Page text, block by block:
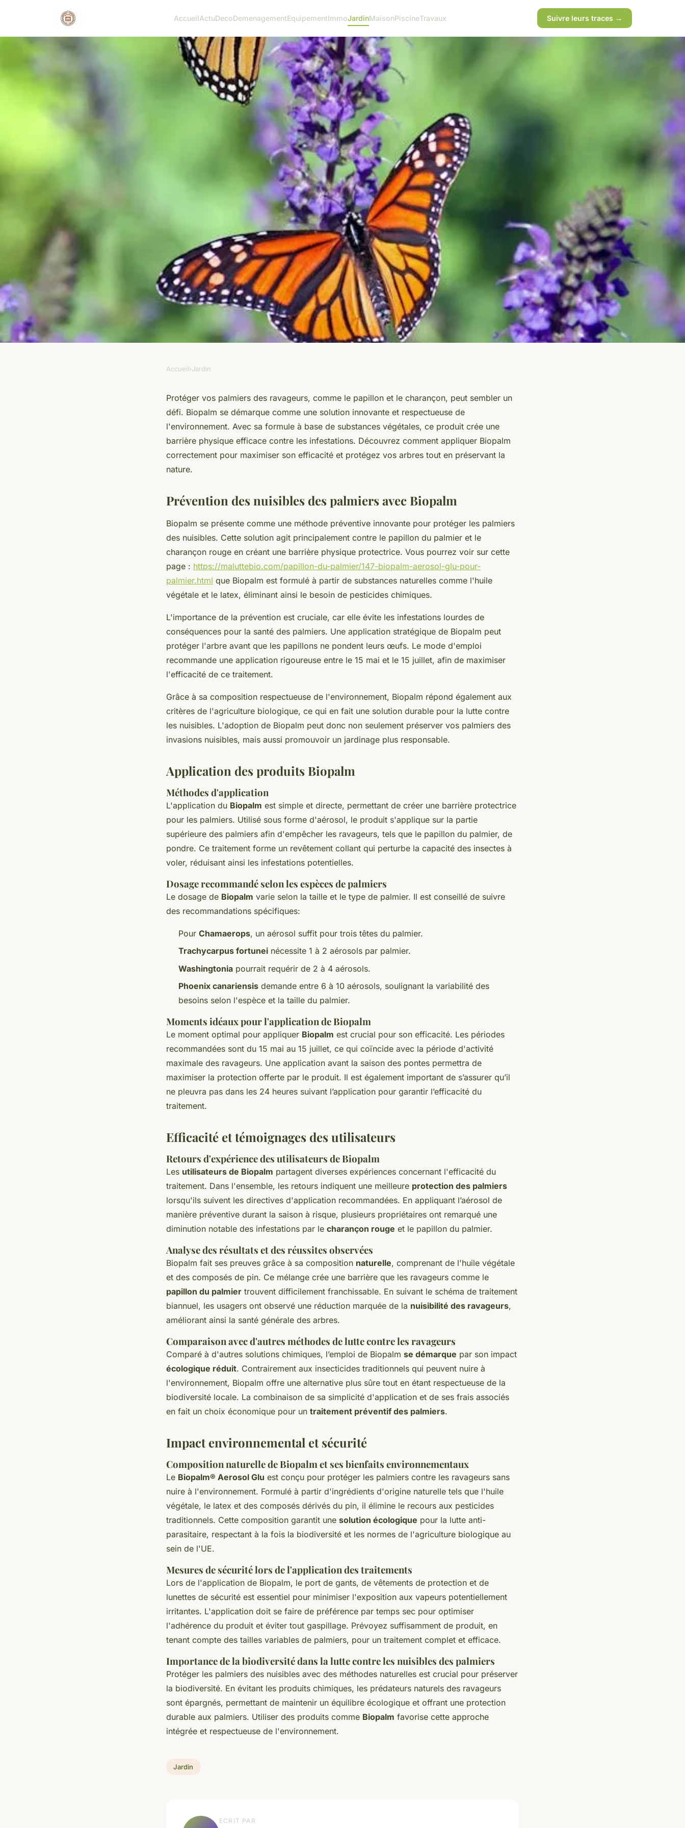
AccueilActuDecoDemenagementEquipementImmoJardinMaisonPiscineTravaux Suivre leurs traces →
Prévenez le papillon et le charançon
avec Biopalm !
Accueil›Jardin
Protéger vos palmiers des ravageurs, comme le papillon et le charançon, peut sembler un
défi. Biopalm se démarque comme une solution innovante et respectueuse de
l'environnement. Avec sa formule à base de substances végétales, ce produit crée une
barrière physique efficace contre les infestations. Découvrez comment appliquer Biopalm
correctement pour maximiser son efficacité et protégez vos arbres tout en préservant la
nature.
Prévention des nuisibles des palmiers avec Biopalm
Biopalm se présente comme une méthode préventive innovante pour protéger les palmiers
des nuisibles. Cette solution agit principalement contre le papillon du palmier et le
charançon rouge en créant une barrière physique protectrice. Vous pourrez voir sur cette
page : https://maluttebio.com/papillon-du-palmier/147-biopalm-aerosol-glu-pour-
palmier.html que Biopalm est formulé à partir de substances naturelles comme l'huile
végétale et le latex, éliminant ainsi le besoin de pesticides chimiques.
L'importance de la prévention est cruciale, car elle évite les infestations lourdes de
conséquences pour la santé des palmiers. Une application stratégique de Biopalm peut
protéger l'arbre avant que les papillons ne pondent leurs œufs. Le mode d'emploi
recommande une application rigoureuse entre le 15 mai et le 15 juillet, afin de maximiser
l'efficacité de ce traitement.
Grâce à sa composition respectueuse de l'environnement, Biopalm répond également aux
critères de l'agriculture biologique, ce qui en fait une solution durable pour la lutte contre
les nuisibles. L'adoption de Biopalm peut donc non seulement préserver vos palmiers des
invasions nuisibles, mais aussi promouvoir un jardinage plus responsable.
Application des produits Biopalm
Méthodes d'application
L'application du Biopalm est simple et directe, permettant de créer une barrière protectrice
pour les palmiers. Utilisé sous forme d'aérosol, le produit s'applique sur la partie
supérieure des palmiers afin d'empêcher les ravageurs, tels que le papillon du palmier, de
pondre. Ce traitement forme un revêtement collant qui perturbe la capacité des insectes à
voler, réduisant ainsi les infestations potentielles.
Dosage recommandé selon les espèces de palmiers
Le dosage de Biopalm varie selon la taille et le type de palmier. Il est conseillé de suivre
des recommandations spécifiques:
Pour Chamaerops, un aérosol suffit pour trois têtes du palmier.
Trachycarpus fortunei nécessite 1 à 2 aérosols par palmier.
Washingtonia pourrait requérir de 2 à 4 aérosols.
Phoenix canariensis demande entre 6 à 10 aérosols, soulignant la variabilité des
besoins selon l'espèce et la taille du palmier.
Moments idéaux pour l'application de Biopalm
Le moment optimal pour appliquer Biopalm est crucial pour son efficacité. Les périodes
recommandées sont du 15 mai au 15 juillet, ce qui coïncide avec la période d'activité
maximale des ravageurs. Une application avant la saison des pontes permettra de
maximiser la protection offerte par le produit. Il est également important de s’assurer qu’il
ne pleuvra pas dans les 24 heures suivant l’application pour garantir l’efficacité du
traitement.
Efficacité et témoignages des utilisateurs
Retours d'expérience des utilisateurs de Biopalm
Les utilisateurs de Biopalm partagent diverses expériences concernant l'efficacité du
traitement. Dans l'ensemble, les retours indiquent une meilleure protection des palmiers
lorsqu'ils suivent les directives d'application recommandées. En appliquant l’aérosol de
manière préventive durant la saison à risque, plusieurs propriétaires ont remarqué une
diminution notable des infestations par le charançon rouge et le papillon du palmier.
Analyse des résultats et des réussites observées
Biopalm fait ses preuves grâce à sa composition naturelle, comprenant de l'huile végétale
et des composés de pin. Ce mélange crée une barrière que les ravageurs comme le
papillon du palmier trouvent difficilement franchissable. En suivant le schéma de traitement
biannuel, les usagers ont observé une réduction marquée de la nuisibilité des ravageurs,
améliorant ainsi la santé générale des arbres.
Comparaison avec d'autres méthodes de lutte contre les ravageurs
Comparé à d'autres solutions chimiques, l’emploi de Biopalm se démarque par son impact
écologique réduit. Contrairement aux insecticides traditionnels qui peuvent nuire à
l'environnement, Biopalm offre une alternative plus sûre tout en étant respectueuse de la
biodiversité locale. La combinaison de sa simplicité d'application et de ses frais associés
en fait un choix économique pour un traitement préventif des palmiers.
Impact environnemental et sécurité
Composition naturelle de Biopalm et ses bienfaits environnementaux
Le Biopalm® Aerosol Glu est conçu pour protéger les palmiers contre les ravageurs sans
nuire à l'environnement. Formulé à partir d'ingrédients d'origine naturelle tels que l'huile
végétale, le latex et des composés dérivés du pin, il élimine le recours aux pesticides
traditionnels. Cette composition garantit une solution écologique pour la lutte anti-
parasitaire, respectant à la fois la biodiversité et les normes de l'agriculture biologique au
sein de l'UE.
Mesures de sécurité lors de l'application des traitements
Lors de l'application de Biopalm, le port de gants, de vêtements de protection et de
lunettes de sécurité est essentiel pour minimiser l'exposition aux vapeurs potentiellement
irritantes. L'application doit se faire de préférence par temps sec pour optimiser
l'adhérence du produit et éviter tout gaspillage. Prévoyez suffisamment de produit, en
tenant compte des tailles variables de palmiers, pour un traitement complet et efficace.
Importance de la biodiversité dans la lutte contre les nuisibles des palmiers
Protéger les palmiers des nuisibles avec des méthodes naturelles est crucial pour préserver
la biodiversité. En évitant les produits chimiques, les prédateurs naturels des ravageurs
sont épargnés, permettant de maintenir un équilibre écologique et offrant une protection
durable aux palmiers. Utiliser des produits comme Biopalm favorise cette approche
intégrée et respectueuse de l'environnement.
Jardin
ECRIT PAR